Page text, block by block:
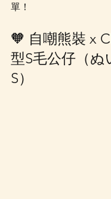
單！
🧡 自嘲熊裝 x
型S毛公仔（ぬ
S）